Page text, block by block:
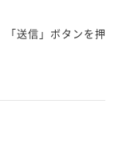
「送信」ボタンを押